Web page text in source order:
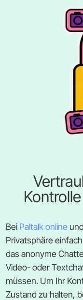
Bei Paltalk online
Privatsphäre
das anonyme
Video- oder
müssen. Um Ihr
Zustand zu halten,